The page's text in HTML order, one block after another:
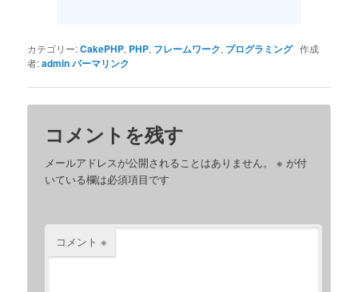
カテゴリー:CakePHP, PHP, フレームワーク, プログラミング作成
者:adminパーマリンク
コメントを残す
メールアドレスが公開されることはありません。 ※ が付
いている欄は必須項目です
コメント※